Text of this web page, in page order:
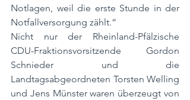
Notlagen, weil die erste Stunde in der
Notfallversorgung zählt.“
Nicht nur der Rheinland-Pfälzische
CDU-Fraktionsvorsitzende Gordon
Schnieder und die
Landtagsabgeordneten Torsten Welling
und Jens Münster waren überzeugt von